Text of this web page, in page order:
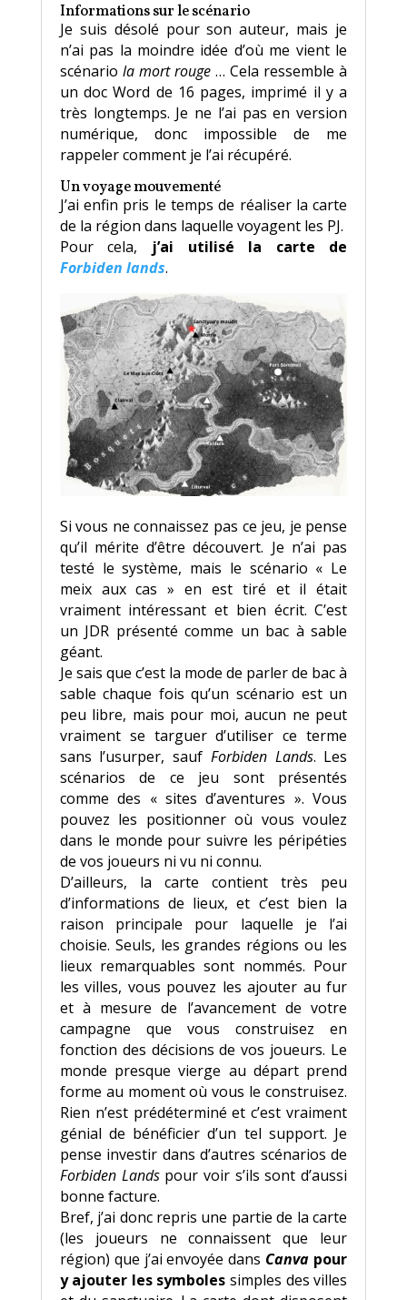
Informations sur le scénario
Je suis désolé pour son auteur, mais je
n’ai pas la moindre idée d’où me vient le
scénario la mort rouge… Cela ressemble à
un doc Word de 16 pages, imprimé il y a
très longtemps. Je ne l’ai pas en version
numérique, donc impossible de me
rappeler comment je l’ai récupéré.
Un voyage mouvementé
J’ai enfin pris le temps de réaliser la carte
de la région dans laquelle voyagent les PJ.
Pour cela, j’ai utilisé la carte de
Forbiden lands.
Si vous ne connaissez pas ce jeu, je pense
qu’il mérite d’être découvert. Je n’ai pas
testé le système, mais le scénario « Le
meix aux cas » en est tiré et il était
vraiment intéressant et bien écrit. C’est
un JDR présenté comme un bac à sable
géant.
Je sais que c’est la mode de parler de bac à
sable chaque fois qu’un scénario est un
peu libre, mais pour moi, aucun ne peut
vraiment se targuer d’utiliser ce terme
sans l’usurper, sauf Forbiden Lands. Les
scénarios de ce jeu sont présentés
comme des « sites d’aventures ». Vous
pouvez les positionner où vous voulez
dans le monde pour suivre les péripéties
de vos joueurs ni vu ni connu.
D’ailleurs, la carte contient très peu
d’informations de lieux, et c’est bien la
raison principale pour laquelle je l’ai
choisie. Seuls, les grandes régions ou les
lieux remarquables sont nommés. Pour
les villes, vous pouvez les ajouter au fur
et à mesure de l’avancement de votre
campagne que vous construisez en
fonction des décisions de vos joueurs. Le
monde presque vierge au départ prend
forme au moment où vous le construisez.
Rien n’est prédéterminé et c’est vraiment
génial de bénéficier d’un tel support. Je
pense investir dans d’autres scénarios de
Forbiden Landspour voir s’ils sont d’aussi
bonne facture.
Bref, j’ai donc repris une partie de la carte
(les joueurs ne connaissent que leur
région) que j’ai envoyée dans Canva pour
y ajouter les symboles simples des villes